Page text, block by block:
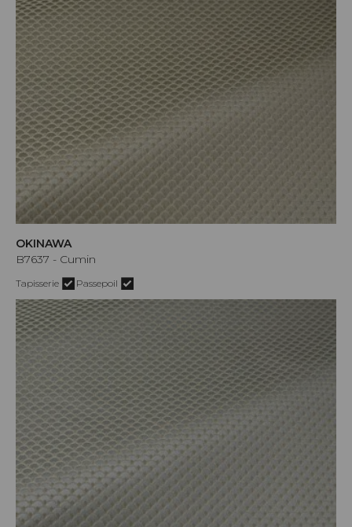
OKINAWA
B7637 - Cumin
Tapisserie Passepoil